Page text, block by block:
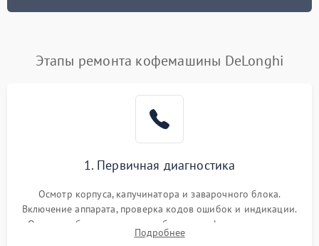
Этапы ремонта кофемашины DeLonghi
1. Первичная диагностика
Осмотр корпуса, капучинатора и заварочного блока.
Включение аппарата, проверка кодов ошибок и индикации.
Оценка работы помпы, термоблока и кофемолки на слух.
Измерение температуры и давления воды для выявления
Подробнее